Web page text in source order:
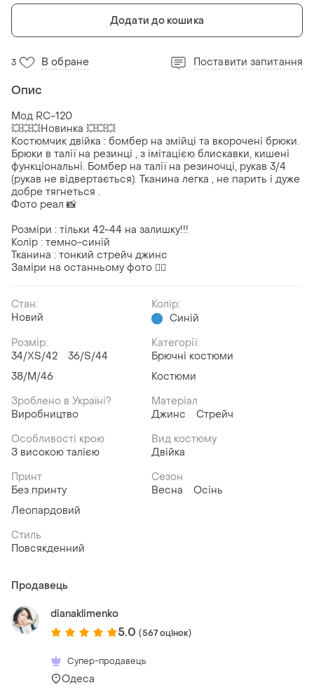
Додати до кошика
3 В обране Поставити запитання
Опис
Мод RC-120
💥💥💥Новинка 💥💥💥
Костюмчик двійка : бомбер на змійці та вкорочені брюки.
Брюки в талії на резинці , з імітацією блискавки, кишені
функціональні. Бомбер на талії на резиночці, рукав 3/4
(рукав не відвертається). Тканина легка , не парить і дуже
добре тягнеться .
Фото реал 📸
Розміри : тільки 42-44 на залишку!!!
Колір : темно-синій
Тканина : тонкий стрейч джинс
Заміри на останньому фото 👆🏻
Стан:
Новий
Колір:
Синій
Розмір:
34/XS/42
36/S/44
38/M/46
Категорії:
Брючні костюми
Костюми
Зроблено в Україні?
Виробництво
Матеріал
Джинс
Стрейч
Особливості крою
З високою талією
Вид костюму
Двійка
Принт
Без принту
Леопардовий
Сезон
Весна
Осінь
Стиль
Повсякденний
Продавець
dianaklimenko
5.0 (567 оцінок)
Супер-продавець
Одеса